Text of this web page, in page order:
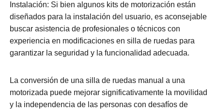
Instalación: Si bien algunos kits de motorización están
diseñados para la instalación del usuario, es aconsejable
buscar asistencia de profesionales o técnicos con
experiencia en modificaciones en silla de ruedas para
garantizar la seguridad y la funcionalidad adecuada.
La conversión de una silla de ruedas manual a una
motorizada puede mejorar significativamente la movilidad
y la independencia de las personas con desafíos de